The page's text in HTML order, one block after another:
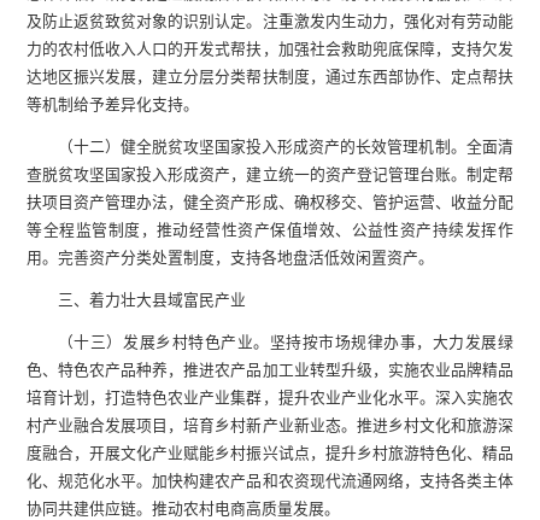
及防止返贫致贫对象的识别认定。注重激发内生动力，强化对有劳动能
力的农村低收入人口的开发式帮扶，加强社会救助兜底保障，支持欠发
达地区振兴发展，建立分层分类帮扶制度，通过东西部协作、定点帮扶
等机制给予差异化支持。
（十二）健全脱贫攻坚国家投入形成资产的长效管理机制。全面清
查脱贫攻坚国家投入形成资产，建立统一的资产登记管理台账。制定帮
扶项目资产管理办法，健全资产形成、确权移交、管护运营、收益分配
等全程监管制度，推动经营性资产保值增效、公益性资产持续发挥作
用。完善资产分类处置制度，支持各地盘活低效闲置资产。
三、着力壮大县域富民产业
（十三）发展乡村特色产业。坚持按市场规律办事，大力发展绿
色、特色农产品种养，推进农产品加工业转型升级，实施农业品牌精品
培育计划，打造特色农业产业集群，提升农业产业化水平。深入实施农
村产业融合发展项目，培育乡村新产业新业态。推进乡村文化和旅游深
度融合，开展文化产业赋能乡村振兴试点，提升乡村旅游特色化、精品
化、规范化水平。加快构建农产品和农资现代流通网络，支持各类主体
协同共建供应链。推动农村电商高质量发展。